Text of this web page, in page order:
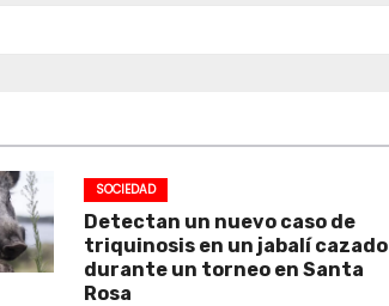
SOCIEDAD
Detectan un nuevo caso de
triquinosis en un jabalí cazado
durante un torneo en Santa
Rosa